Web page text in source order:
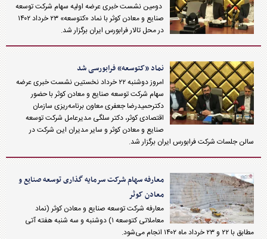
دومین نشست خبری عرضه اولیه سهام شرکت توسعه
صنایع و معادن کوثر با نماد «کتوسعه» ۲۳ خرداد ۱۴۰۲
در محل تالار فرابورس ایران برگزار شد.
نماد «کتوسعه» فرابورسی شد
امروز دوشنبه ۲۲ خرداد نخستین نشست خبری عرضه
سهام شرکت توسعه صنایع و معادن کوثر با حضور
دکترحمیدرضا جعفری معاون برنامه‌ریزی سازمان
اقتصادی کوثر، دکتر سلگی مدیرعامل شرکت توسعه
صنایع و معادن کوثر و سایر مدیران این شرکت در
سالن جلسات شرکت فرابورس ایران برگزار شد.
معارفه سهام شرکت سرمایه گذاری توسعه صنایع و
معادن کوثر
معارفه شرکت توسعه صنایع و معادن کوثر (نماد
معاملاتی کتوسعه ۱) دوشنبه و سه شنبه هفته آتی
مطابق با ۲۲ و ۲۳ خرداد ماه ۱۴۰۲ انجام می‌شود.